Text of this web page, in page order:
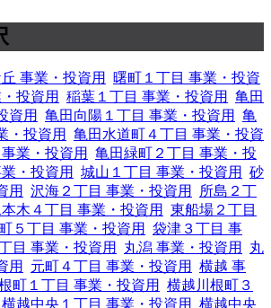
事業・投資用
曙町１丁目 事業・投資
投資用 稲葉１丁目 事業・投資用
亀田
資用
亀田向陽１丁目 事業・投資用
亀
・投資用
亀田水道町４丁目 事業・投資
業・投資用
亀田緑町２丁目 事業・投
・投資用 城山１丁目 事業・投資用
砂
用
沢海２丁目 事業・投資用
所島２丁
本木４丁目 事業・投資用
東船場２丁目
５丁目 事業・投資用
袋津３丁目 事
目 事業・投資用 丸潟 事業・投資用
丸
用
元町４丁目 事業・投資用
横越 事
町１丁目 事業・投資用
横越川根町３
横越中央１丁目 事業・投資用 横越中央